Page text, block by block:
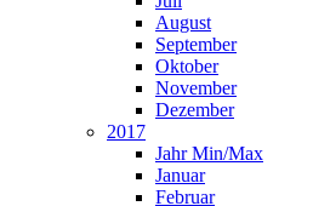
August
September
Oktober
November
Dezember
2017
Jahr Min/Max
Januar
Februar